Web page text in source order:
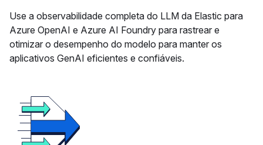
Use a observabilidade completa do LLM da Elastic para
Azure OpenAI e Azure AI Foundry para rastrear e
otimizar o desempenho do modelo para manter os
aplicativos GenAI eficientes e confiáveis.